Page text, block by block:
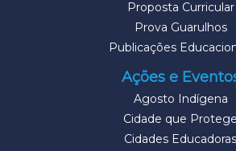
Proposta Curricular
Prova Guarulhos
Publicações
Ações e
Agosto Indígena
Cidade que Protege
Cidades Educadoras